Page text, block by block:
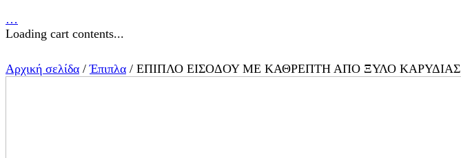
…
Loading cart contents...
Αρχική σελίδα /Έπιπλα / ΕΠΙΠΛΟ ΕΙΣΟΔΟΥ ΜΕ ΚΑΘΡΕΠΤΗ ΑΠΟ ΞΥΛΟ ΚΑΡΥΔΙΑΣ